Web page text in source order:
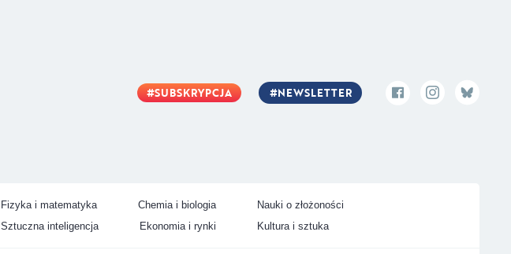
SUBSKRYPCJA NEWSLETTER
Fizyka i matematyka Chemia i biologia
Nauki o złożoności
Sztuczna inteligencja
Ekonomia i rynki Kultura i sztuka